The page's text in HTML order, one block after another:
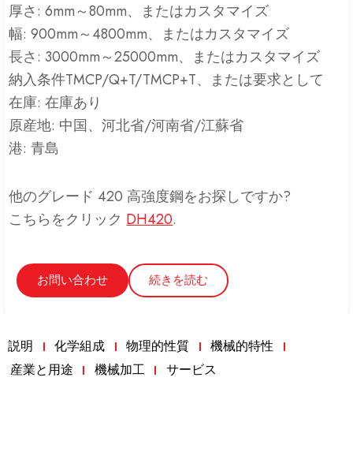
厚さ: 6mm～80mm、またはカスタマイズ
幅: 900mm～4800mm、またはカスタマイズ
長さ: 3000mm～25000mm、またはカスタマイズ
納入条件TMCP/Q+T/TMCP+T、または要求として
在庫: 在庫あり
原産地: 中国、河北省/河南省/江蘇省
港: 青島
他のグレード 420 高強度鋼をお探しですか?
こちらをクリック DH420.
お問い合わせ 続きを読む
説明 化学組成 物理的性質
機械的特性
産業と用途
機械加工 サービス